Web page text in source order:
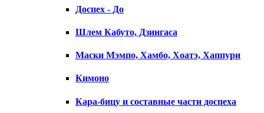
Доспех - До
Шлем Кабуто, Дзингаса
Маски Мэмпо, Хамбо, Хоатэ, Хаппури
Кимоно
Кара-бицу и составные части доспеха